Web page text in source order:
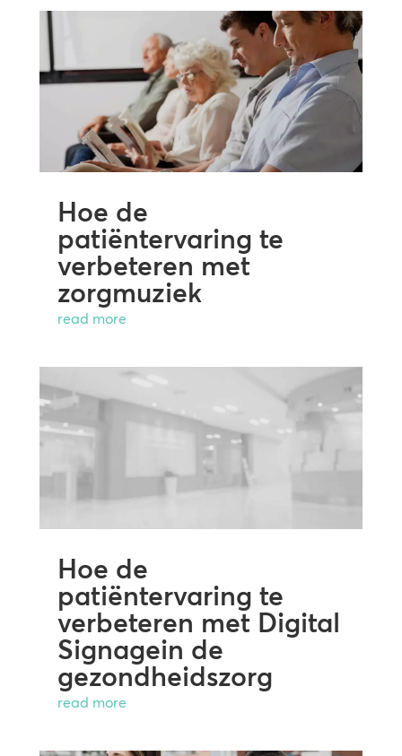
Hoe de
patiëntervaring te
verbeteren met
zorgmuziek
read more
Hoe de
patiëntervaring te
verbeteren met Digital
Signagein de
gezondheidszorg
read more